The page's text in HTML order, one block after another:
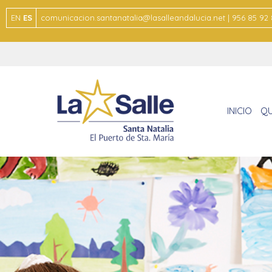
EN ES comunicacion.santanatalia@lasalleandalucia.net | 956 85 92
INICIO